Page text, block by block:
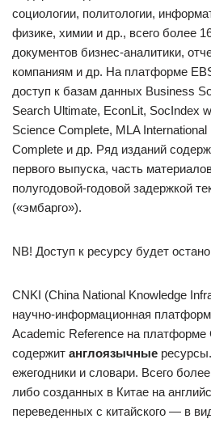
социологии, политологии,
физике, химии и др., всего более
документов бизнес-аналитики,
компаниям и др. На платформе
доступ к базам данных Business
Search Ultimate, EconLit, SocIndex
Science Complete, MLA
Complete и др. Ряд изданий
первого выпуска, часть
полугодовой-годовой задержкой
(«эмбарго»).
NB! Доступ к ресурсу будет
CNKI (China National Knowledge
научно-информационная
Academic Reference на платформе
содержит англоязычные
ежегодники и словари. Всего
либо созданных в Китае на
переведенных с китайского — в